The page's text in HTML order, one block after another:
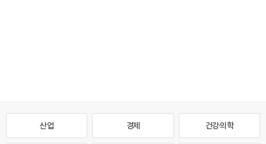
산업 경제 건강·의학